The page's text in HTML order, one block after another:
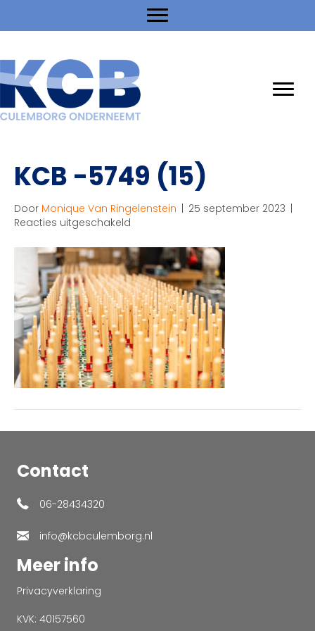
KCB -5749 (15)
Door Monique Van Ringelenstein | 25 september 2023 |
Reacties uitgeschakeld
-5749
(15)
Contact
06-28434320
info@kcbculemborg.nl
Meer info
Privacyverklaring
KVK: 40157560